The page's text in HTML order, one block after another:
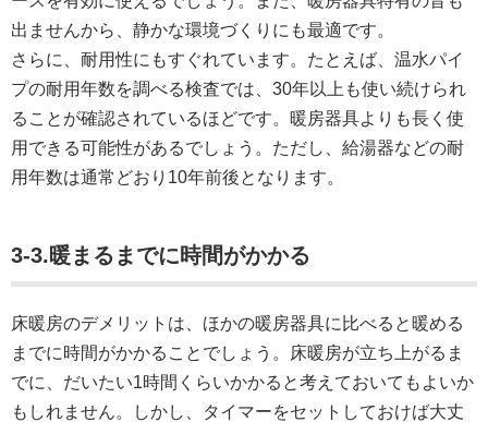
出ませんから、静かな環境づくりにも最適です。
さらに、耐用性にもすぐれています。たとえば、温水パイ
プの耐用年数を調べる検査では、30年以上も使い続けられ
ることが確認されているほどです。暖房器具よりも長く使
用できる可能性があるでしょう。ただし、給湯器などの耐
用年数は通常どおり10年前後となります。
3-3.暖まるまでに時間がかかる
床暖房のデメリットは、ほかの暖房器具に比べると暖める
までに時間がかかることでしょう。床暖房が立ち上がるま
でに、だいたい1時間くらいかかると考えておいてもよいか
もしれません。しかし、タイマーをセットしておけば大丈